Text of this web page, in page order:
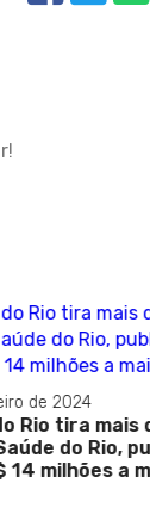
de meio
publicidade
a mais